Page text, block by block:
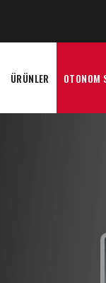
ÜRÜNLER OTONOM